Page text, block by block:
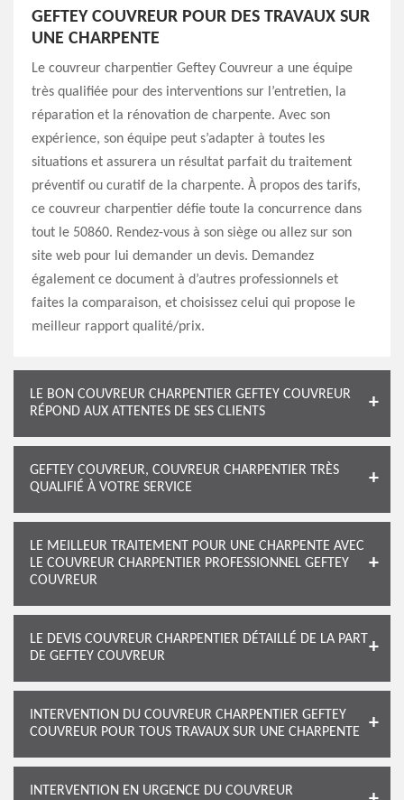
GEFTEY COUVREUR POUR DES TRAVAUX SUR
UNE CHARPENTE
Le couvreur charpentier Geftey Couvreur a une équipe
très qualifiée pour des interventions sur l’entretien, la
réparation et la rénovation de charpente. Avec son
expérience, son équipe peut s’adapter à toutes les
situations et assurera un résultat parfait du traitement
préventif ou curatif de la charpente. À propos des tarifs,
ce couvreur charpentier défie toute la concurrence dans
tout le 50860. Rendez-vous à son siège ou allez sur son
site web pour lui demander un devis. Demandez
également ce document à d’autres professionnels et
faites la comparaison, et choisissez celui qui propose le
meilleur rapport qualité/prix.
LE BON COUVREUR CHARPENTIER GEFTEY COUVREUR
RÉPOND AUX ATTENTES DE SES CLIENTS
GEFTEY COUVREUR, COUVREUR CHARPENTIER TRÈS
QUALIFIÉ À VOTRE SERVICE
LE MEILLEUR TRAITEMENT POUR UNE CHARPENTE AVEC
LE COUVREUR CHARPENTIER PROFESSIONNEL GEFTEY
COUVREUR
LE DEVIS COUVREUR CHARPENTIER DÉTAILLÉ DE LA PART
DE GEFTEY COUVREUR
INTERVENTION DU COUVREUR CHARPENTIER GEFTEY
COUVREUR POUR TOUS TRAVAUX SUR UNE CHARPENTE
INTERVENTION EN URGENCE DU COUVREUR